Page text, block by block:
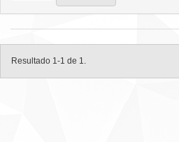
Resultado 1-1 de 1.